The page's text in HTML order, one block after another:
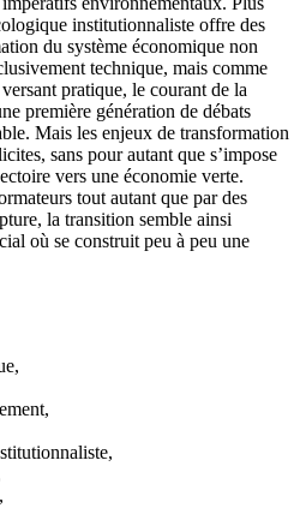
institutionnaliste offre des
du système économique non
technique, mais comme
pratique, le courant de la
première génération de débats
Mais les enjeux de transformation
sans pour autant que s’impose
vers une économie verte.
tout autant que par des
la transition semble ainsi
où se construit peu à peu une